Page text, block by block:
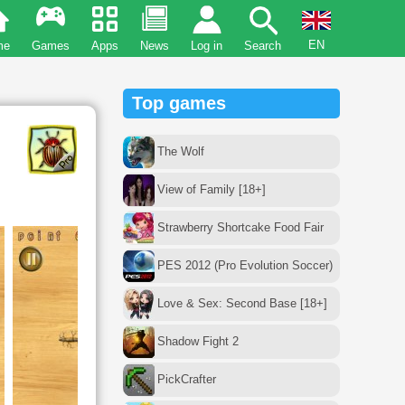
Games Apps News Log in Search EN
Top games
The Wolf
View of Family [18+]
Strawberry Shortcake Food Fair
PES 2012 (Pro Evolution Soccer)
Love & Sex: Second Base [18+]
Shadow Fight 2
PickCrafter